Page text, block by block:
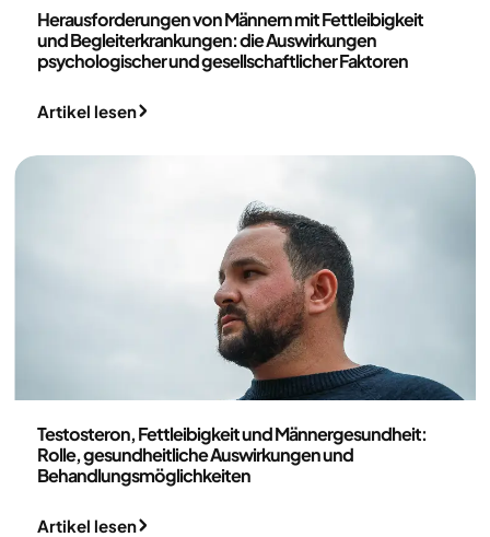
Herausforderungen von Männern mit Fettleibigkeit
und Begleiterkrankungen: die Auswirkungen
psychologischer und gesellschaftlicher Faktoren
Artikel lesen
Testosteron, Fettleibigkeit und Männergesundheit:
Rolle, gesundheitliche Auswirkungen und
Behandlungsmöglichkeiten
Artikel lesen